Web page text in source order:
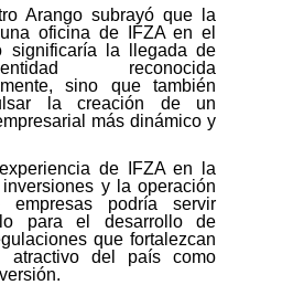
Arango subrayó que la
oficina de IFZA en el
significaría la llegada de
reconocida
sino que también
la creación de un
más dinámico y
de IFZA en la
y la operación
empresas podría servir
para el desarrollo de
que fortalezcan
del país como